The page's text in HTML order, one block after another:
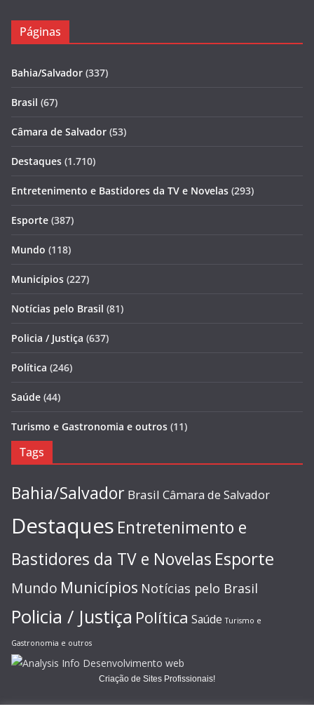
Páginas
Bahia/Salvador (337)
Brasil (67)
Câmara de Salvador (53)
Destaques (1.710)
Entretenimento e Bastidores da TV e Novelas (293)
Esporte (387)
Mundo (118)
Municípios (227)
Notícias pelo Brasil (81)
Policia / Justiça (637)
Política (246)
Saúde (44)
Turismo e Gastronomia e outros (11)
Tags
Bahia/Salvador Brasil Câmara de Salvador
Destaques Entretenimento e
Bastidores da TV e Novelas Esporte
Mundo Municípios Notícias pelo Brasil
Policia / Justiça Política Saúde Turismo e
Gastronomia e outros
Criação de Sites Profissionais!